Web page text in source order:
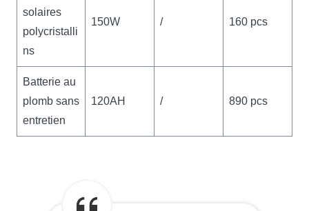
solaires
polycristalli
ns
150W / 160 pcs
Batterie au
plomb sans
entretien
120AH / 890 pcs